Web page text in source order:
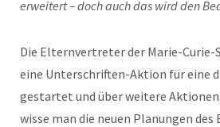
erweitert – doch auch das wird den
Die Elternvertreter der Marie-
eine Unterschriften-Aktion für eine
gestartet und über weitere
wisse man die neuen Planungen